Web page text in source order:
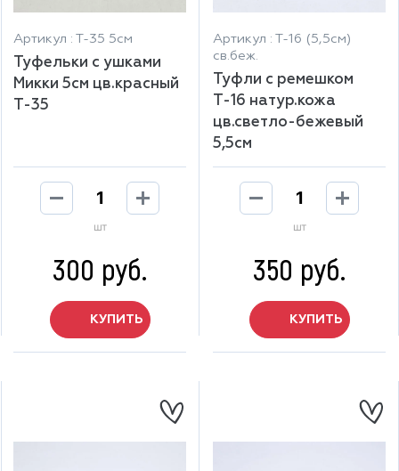
Артикул : Т-35 5см
Туфельки с ушками
Микки 5см цв.красный
Т-35
шт
300 руб.
КУПИТЬ
Артикул : Т-16 (5,5см)
св.беж.
Туфли с ремешком
Т-16 натур.кожа
цв.светло-бежевый
5,5см
шт
350 руб.
КУПИТЬ